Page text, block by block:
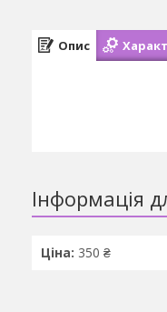
Опис
Інформація
Ціна: 350 ₴